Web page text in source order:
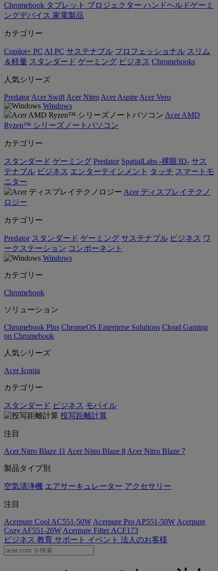
Chromebook タブレット プロジェクター ハンドヘルドゲーミ
ングデバイス 家電製品
カテゴリー
Copilot+ PC AI PC サステナブル プロフェッショナル スリム
＆軽量 スタンダード ゲーミング ビジネス Chromebooks
人気シリーズ
Predator Acer Swift Acer Nitro Acer Aspire Acer Vero
Windows
Acer AMD
Ryzen™ シリーズノートパソコン
カテゴリー
スタンダード ゲーミング Predator SpatialLabs -裸眼3D- サス
テナブル ビジネス エンターテインメント タッチ スマートモ
ニター
Acer ディスプレイテクノ
ロジー
カテゴリー
Predator スタンダード ゲーミング サステナブル ビジネス ワ
ークステーション コンポーネント
Windows
カテゴリー
Chromebook
ソリューション
Chromebook Plus ChromeOS Enterprise Solutions Cloud Gaming
on Chromebook
人気シリーズ
Acer Iconia
カテゴリー
スタンダード ビジネス モバイル
投写距離計算
注目
Acer Nitro Blaze 11 Acer Nitro Blaze 8 Acer Nitro Blaze 7
製品タイプ別
空気清浄機 エアサーキュレーター アクセサリー
注目
Acerpure Cool AC551-50W Acerpure Pro AP551-50W Acerpure
Cozy AF551-20W Acerpure Filter ACF173
ビジネス 教育 サポート イベント 法人のお客様